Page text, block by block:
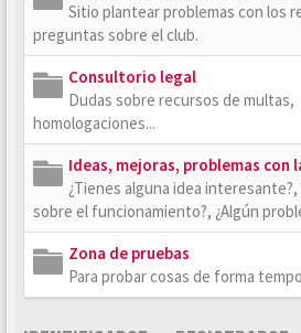
Sitio plantear problemas con los
preguntas sobre el club.
Consultorio legal
Dudas sobre recursos de multas,
homologaciones...
Ideas, mejoras, problemas con
¿Tienes alguna idea interesante?,
sobre el funcionamiento?, ¿Algún
Zona de pruebas
Para probar cosas de forma